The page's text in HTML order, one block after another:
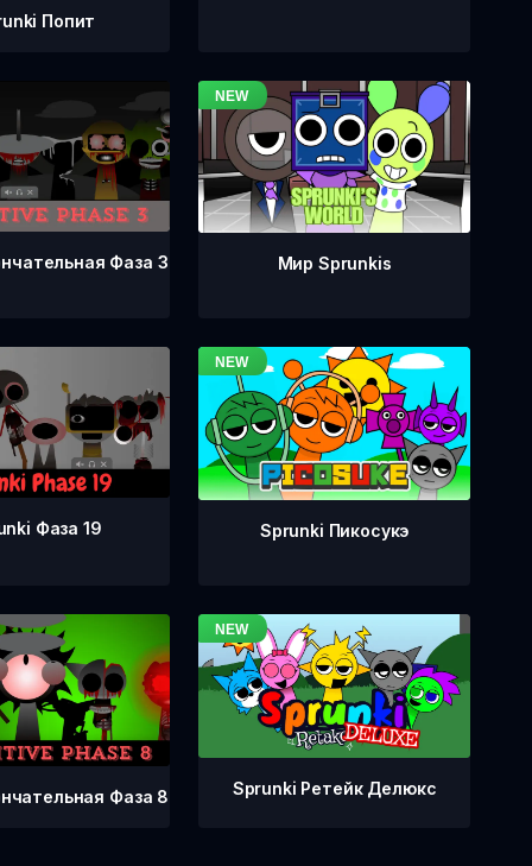
Попит
Фаза 3 Мир Sprunkis
Фаза 19 Sprunki Пикосукэ
Фаза 8 Sprunki Ретейк Делюкс